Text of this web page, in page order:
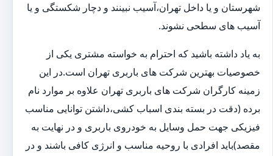
شهرستان و یا داخل تهران،آسیب نبینند و دچار شکستگی و یا
آسیب های سطحی نشوند.
به یاد داشته باشید که احترام به خواسته مشتری یکی از
خصوصیات بهترین شرکت های باربری تهران است.در این
زمینه کارگران شرکت های باربری تهران علاوه بر موارد نام
برده (دقت در بسته بندی اسباب کشی،داشتن توانایی مناسب
فیزیکی جهت حمل وسایل به خودروی باربری و در نهایت به
مقصد)باید افرادی با روحیه مناسب و انرژی کافی باشند و در